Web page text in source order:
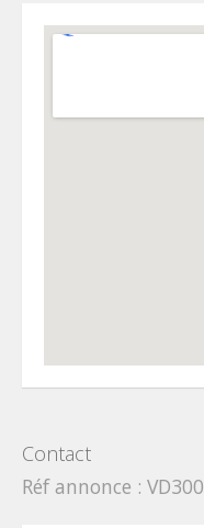
Contact
Réf annonce : VD300